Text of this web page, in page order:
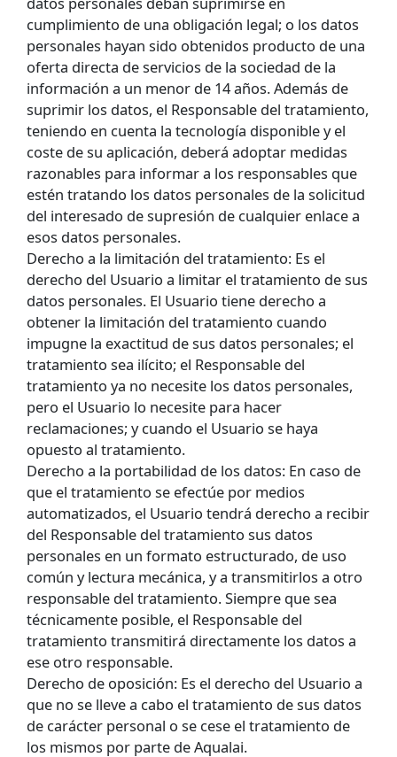
cumplimiento de una obligación legal; o los datos
personales hayan sido obtenidos producto de una
oferta directa de servicios de la sociedad de la
información a un menor de 14 años. Además de
suprimir los datos, el Responsable del tratamiento,
teniendo en cuenta la tecnología disponible y el
coste de su aplicación, deberá adoptar medidas
razonables para informar a los responsables que
estén tratando los datos personales de la solicitud
del interesado de supresión de cualquier enlace a
esos datos personales.
Derecho a la limitación del tratamiento: Es el
derecho del Usuario a limitar el tratamiento de sus
datos personales. El Usuario tiene derecho a
obtener la limitación del tratamiento cuando
impugne la exactitud de sus datos personales; el
tratamiento sea ilícito; el Responsable del
tratamiento ya no necesite los datos personales,
pero el Usuario lo necesite para hacer
reclamaciones; y cuando el Usuario se haya
opuesto al tratamiento.
Derecho a la portabilidad de los datos: En caso de
que el tratamiento se efectúe por medios
automatizados, el Usuario tendrá derecho a recibir
del Responsable del tratamiento sus datos
personales en un formato estructurado, de uso
común y lectura mecánica, y a transmitirlos a otro
responsable del tratamiento. Siempre que sea
técnicamente posible, el Responsable del
tratamiento transmitirá directamente los datos a
ese otro responsable.
Derecho de oposición: Es el derecho del Usuario a
que no se lleve a cabo el tratamiento de sus datos
de carácter personal o se cese el tratamiento de
los mismos por parte de Aqualai.